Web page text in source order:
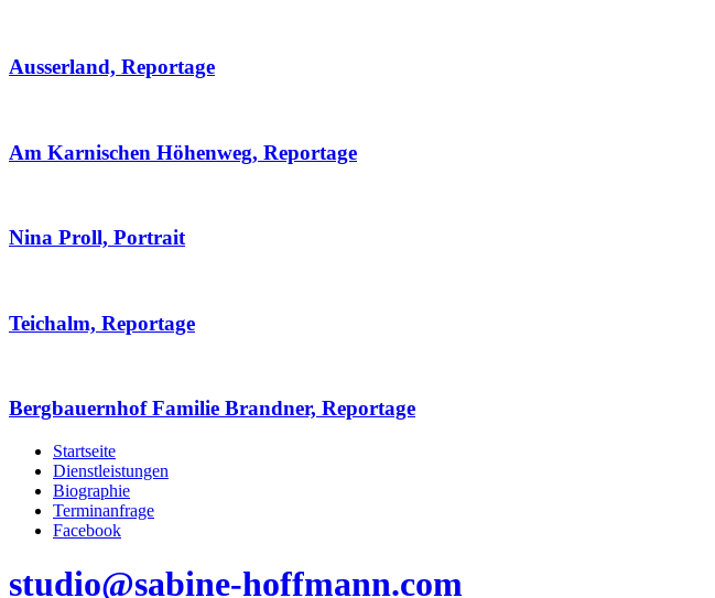
Ausserland, Reportage
Am Karnischen Höhenweg, Reportage
Nina Proll, Portrait
Teichalm, Reportage
Bergbauernhof Familie Brandner, Reportage
Startseite
Dienstleistungen
Biographie
Terminanfrage
Facebook
studio@sabine-hoffmann.com